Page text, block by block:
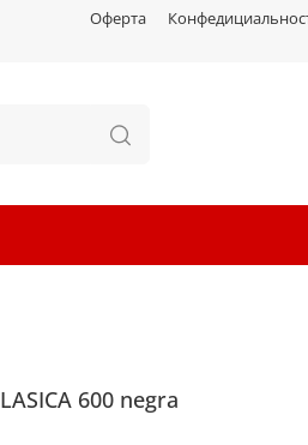
Оферта
600 negra